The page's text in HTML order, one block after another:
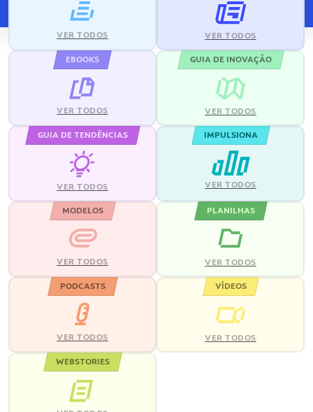
VER TODOS VER TODOS
EBOOKS
VER TODOS
GUIA DE INOVAÇÃO
VER TODOS
GUIA DE TENDÊNCIAS
VER TODOS
IMPULSIONA
VER TODOS
MODELOS
VER TODOS
PLANILHAS
VER TODOS
PODCASTS
VER TODOS
VÍDEOS
VER TODOS
WEBSTORIES